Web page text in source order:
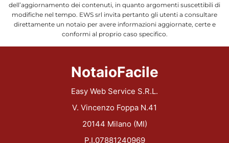
dell’aggiornamento dei contenuti, in quanto argomenti suscettibili di
modifiche nel tempo. EWS srl invita pertanto gli utenti a consultare
direttamente un notaio per avere informazioni aggiornate, certe e
conformi al proprio caso specifico.
NotaioFacile
Easy Web Service S.R.L.
V. Vincenzo Foppa N.41
20144 Milano (MI)
P.I.07881240969